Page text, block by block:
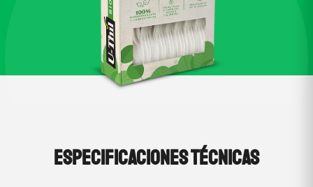
ESPECIFICACIONES TÉCNICAS